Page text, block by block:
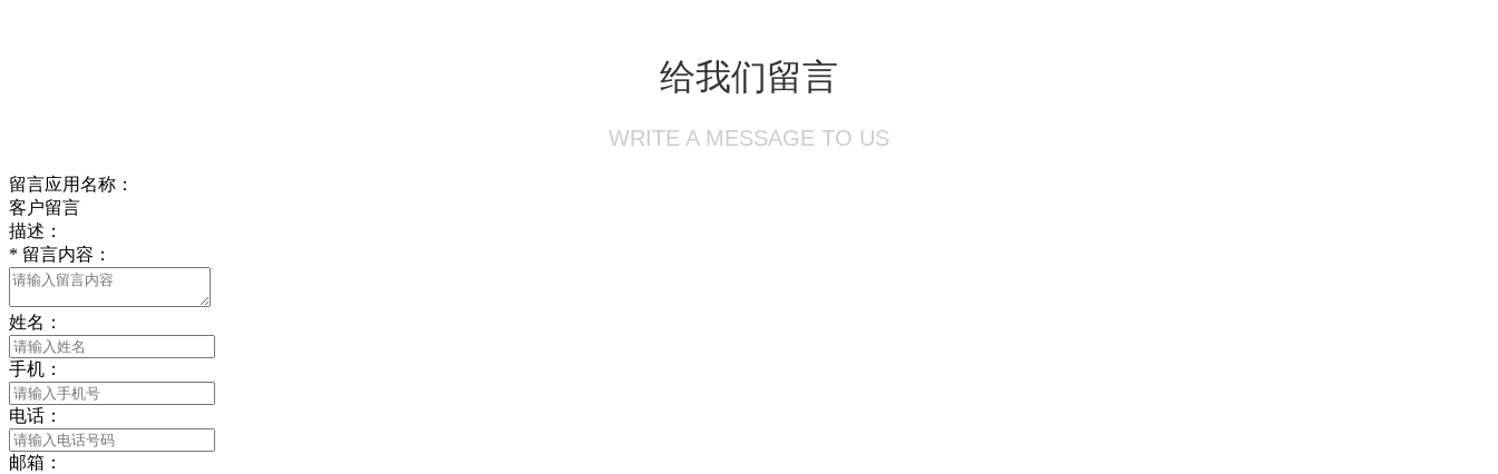
给我们留言
WRITE A MESSAGE TO US
留言应用名称：
客户留言
描述：
* 留言内容：
姓名：
手机：
电话：
邮箱：